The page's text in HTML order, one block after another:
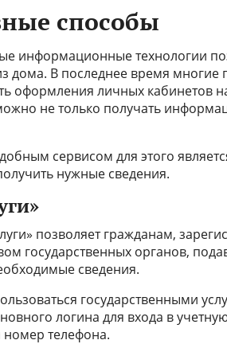
способы
информационные технологии
дома. В последнее время многие
оформления личных кабинетов
не только получать
сервисом для этого
нужные сведения.
позволяет гражданам,
государственных органов,
сведения.
государственными
логина для входа в
телефона.